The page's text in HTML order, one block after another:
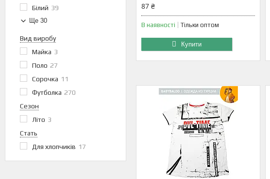
Білий 39
Ще 30
Вид виробу
Майка 3
Поло 27
Сорочка 11
Футболка 270
Сезон
Літо 3
Стать
Для хлопчиків 17
87 ₴
В наявності Тільки оптом
Купити